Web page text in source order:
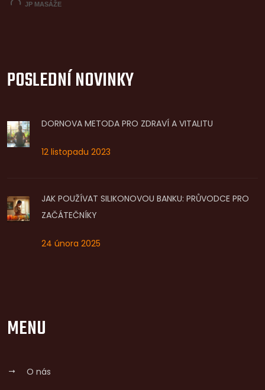
POSLEDNÍ NOVINKY
DORNOVA METODA PRO ZDRAVÍ A VITALITU
12 listopadu 2023
JAK POUŽÍVAT SILIKONOVOU BANKU: PRŮVODCE PRO
ZAČÁTEČNÍKY
24 února 2025
MENU
O nás